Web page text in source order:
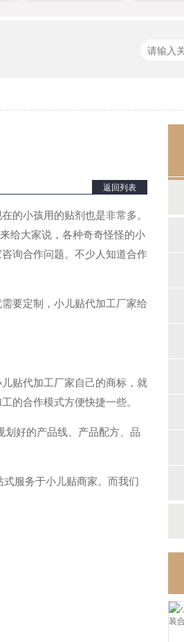
返回列表
小孩用的贴剂也是非常多。
给大家说，各种奇奇怪怪的小
询合作问题。不少人知道合作
要定制，小儿贴代加工厂家给
贴代加工厂家自己的商标，就
的合作模式方便快捷一些。
好的产品线、产品配方、品
服务于小儿贴商家。而我们